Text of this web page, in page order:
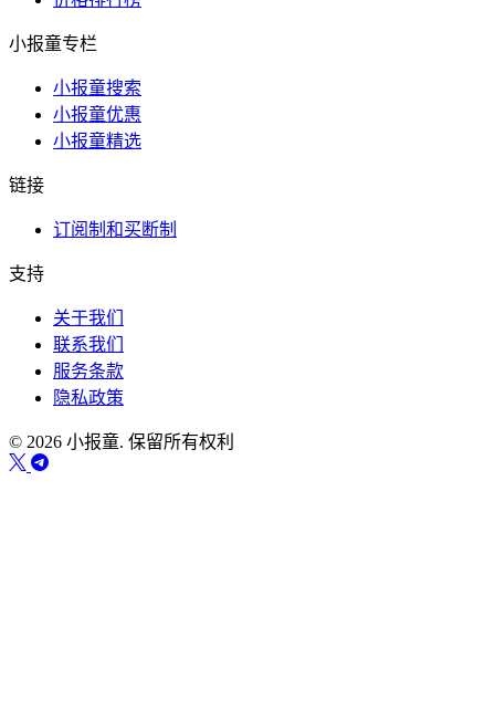
小报童专栏
小报童搜索
小报童优惠
小报童精选
链接
订阅制和买断制
支持
关于我们
联系我们
服务条款
隐私政策
© 2026 小报童. 保留所有权利